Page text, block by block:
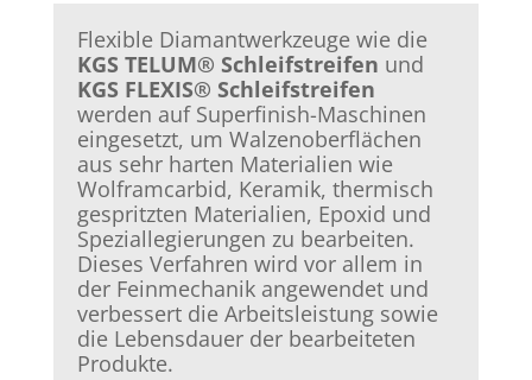
Flexible Diamantwerkzeuge wie die
KGS TELUM® Schleifstreifen und
KGS FLEXIS® Schleifstreifen
werden auf Superfinish-Maschinen
eingesetzt, um Walzenoberflächen
aus sehr harten Materialien wie
Wolframcarbid, Keramik, thermisch
gespritzten Materialien, Epoxid und
Speziallegierungen zu bearbeiten.
Dieses Verfahren wird vor allem in
der Feinmechanik angewendet und
verbessert die Arbeitsleistung sowie
die Lebensdauer der bearbeiteten
Produkte.